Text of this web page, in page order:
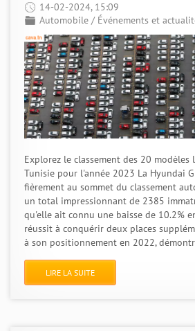
14-02-2024, 15:09
Automobile / Événements et
Explorez le classement des 20 modèles
Tunisie pour l'année 2023 La Hyundai
fièrement au sommet du classement
un total impressionnant de 2385
qu'elle ait connu une baisse de 10.2%
réussit à conquérir deux places
à son positionnement en 2022,
LIRE LA SUITE